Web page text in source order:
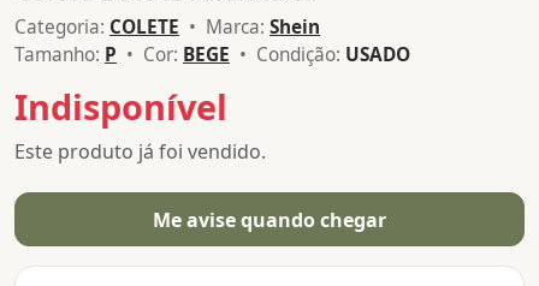
Categoria: COLETE • Marca: Shein
Tamanho: P • Cor: BEGE • Condição: USADO
Indisponível
Este produto já foi vendido.
Me avise quando chegar